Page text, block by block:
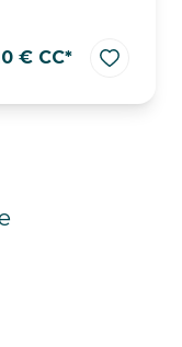
€ CC*